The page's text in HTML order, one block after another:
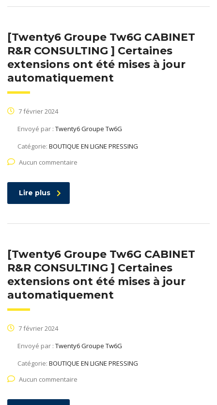
[Twenty6 Groupe Tw6G CABINET
R&R CONSULTING ] Certaines
extensions ont été mises à jour
automatiquement
7 février 2024
Envoyé par : Twenty6 Groupe Tw6G
Catégorie: BOUTIQUE EN LIGNE PRESSING
Aucun commentaire
Lire plus
[Twenty6 Groupe Tw6G CABINET
R&R CONSULTING ] Certaines
extensions ont été mises à jour
automatiquement
7 février 2024
Envoyé par : Twenty6 Groupe Tw6G
Catégorie: BOUTIQUE EN LIGNE PRESSING
Aucun commentaire